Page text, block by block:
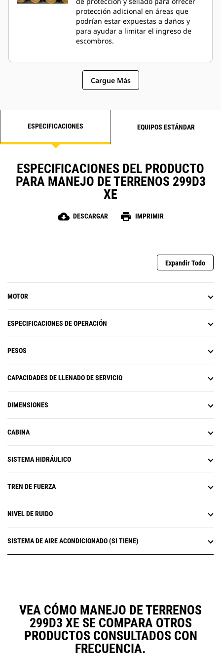
protección adicional en áreas que
podrían estar expuestas a daños y
para ayudar a limitar el ingreso de
escombros.
Cargue Más
ESPECIFICACIONES EQUIPOS ESTÁNDAR
ESPECIFICACIONES DEL PRODUCTO
PARA MANEJO DE TERRENOS 299D3
XE
cloud_download DESCARGAR print IMPRIMIR
Expandir Todo
MOTOR
ESPECIFICACIONES DE OPERACIÓN
PESOS
CAPACIDADES DE LLENADO DE SERVICIO
DIMENSIONES
CABINA
SISTEMA HIDRÁULICO
TREN DE FUERZA
NIVEL DE RUIDO
SISTEMA DE AIRE ACONDICIONADO (SI TIENE)
VEA CÓMO MANEJO DE TERRENOS
299D3 XE SE COMPARA OTROS
PRODUCTOS CONSULTADOS CON
FRECUENCIA.